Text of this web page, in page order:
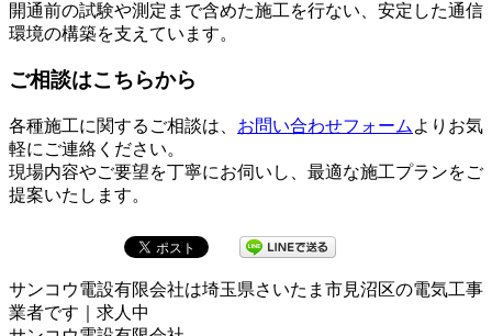
開通前の試験や測定まで含めた施工を行ない、安定した通信
環境の構築を支えています。
ご相談はこちらから
各種施工に関するご相談は、 お問い合わせフォーム よりお気
軽にご連絡ください。
現場内容やご要望を丁寧にお伺いし、最適な施工プランをご
提案いたします。
サンコウ電設有限会社は埼玉県さいたま市見沼区の電気工事
業者です｜求人中